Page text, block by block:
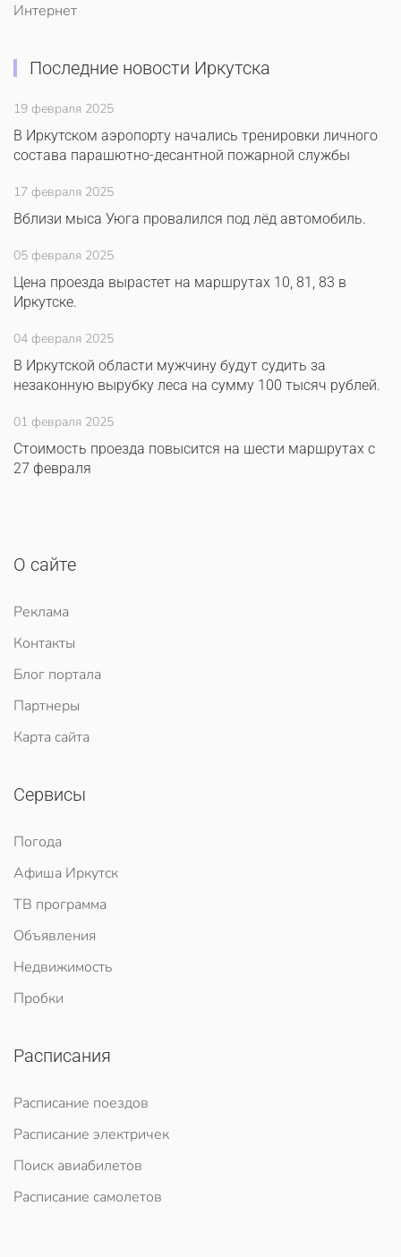
Интернет
Последние новости Иркутска
19 февраля 2025
В Иркутском аэропорту начались тренировки личного
состава парашютно-десантной пожарной службы
17 февраля 2025
Вблизи мыса Уюга провалился под лёд автомобиль.
05 февраля 2025
Цена проезда вырастет на маршрутах 10, 81, 83 в
Иркутске.
04 февраля 2025
В Иркутской области мужчину будут судить за
незаконную вырубку леса на сумму 100 тысяч рублей.
01 февраля 2025
Стоимость проезда повысится на шести маршрутах с
27 февраля
О сайте
Реклама
Контакты
Блог портала
Партнеры
Карта сайта
Сервисы
Погода
Афиша Иркутск
ТВ программа
Объявления
Недвижимость
Пробки
Расписания
Расписание поездов
Расписание электричек
Поиск авиабилетов
Расписание самолетов